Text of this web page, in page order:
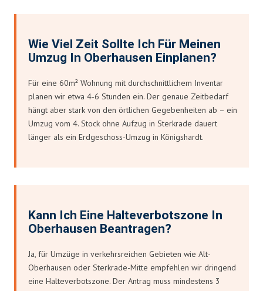
Wie Viel Zeit Sollte Ich Für Meinen
Umzug In Oberhausen Einplanen?
Für eine 60m² Wohnung mit durchschnittlichem Inventar
planen wir etwa 4-6 Stunden ein. Der genaue Zeitbedarf
hängt aber stark von den örtlichen Gegebenheiten ab – ein
Umzug vom 4. Stock ohne Aufzug in Sterkrade dauert
länger als ein Erdgeschoss-Umzug in Königshardt.
Kann Ich Eine Halteverbotszone In
Oberhausen Beantragen?
Ja, für Umzüge in verkehrsreichen Gebieten wie Alt-
Oberhausen oder Sterkrade-Mitte empfehlen wir dringend
eine Halteverbotszone. Der Antrag muss mindestens 3